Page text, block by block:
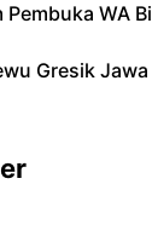
Pembuka WA
Gresik